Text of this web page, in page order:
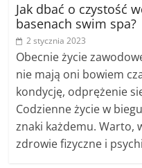
Jak dbać o czystość
basenach swim spa?
2 stycznia 2023
Obecnie życie
nie mają oni bowiem
kondycję, odprężenie
Codzienne życie w
znaki każdemu. Warto,
zdrowie fizyczne i